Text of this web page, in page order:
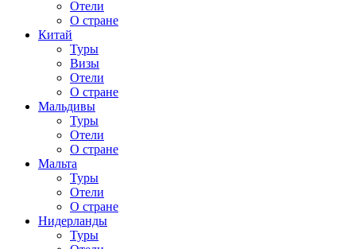
Отели
О стране
Китай
Туры
Визы
Отели
О стране
Мальдивы
Туры
Отели
О стране
Мальта
Туры
Отели
О стране
Нидерланды
Туры